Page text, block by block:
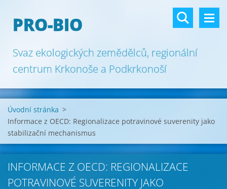
PRO-BIO
Svaz ekologických zemědělců, regionální
centrum Krkonoše a Podkrkonoší
Úvodní stránka >
Informace z OECD: Regionalizace potravinové suverenity jako
stabilizační mechanismus
INFORMACE Z OECD: REGIONALIZACE
POTRAVINOVÉ SUVERENITY JAKO